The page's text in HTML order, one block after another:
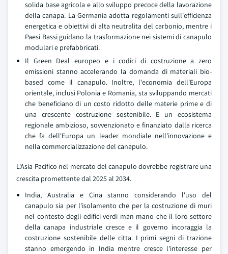
solida base agricola e allo sviluppo precoce della lavorazione
della canapa. La Germania adotta regolamenti sull'efficienza
energetica e obiettivi di alta neutralita del carbonio, mentre i
Paesi Bassi guidano la trasformazione nei sistemi di canapulo
modulari e prefabbricati.
Il Green Deal europeo e i codici di costruzione a zero
emissioni stanno accelerando la domanda di materiali bio-
based come il canapulo. Inoltre, l'economia dell'Europa
orientale, inclusi Polonia e Romania, sta sviluppando mercati
che beneficiano di un costo ridotto delle materie prime e di
una crescente costruzione sostenibile. E un ecosistema
regionale ambizioso, sovvenzionato e finanziato dalla ricerca
che fa dell'Europa un leader mondiale nell'innovazione e
nella commercializzazione del canapulo.
L'Asia-Pacifico nel mercato del canapulo dovrebbe registrare una
crescita promettente dal 2025 al 2034.
India, Australia e Cina stanno considerando l'uso del
canapulo sia per l'isolamento che per la costruzione di muri
nel contesto degli edifici verdi man mano che il loro settore
della canapa industriale cresce e il governo incoraggia la
costruzione sostenibile delle citta. I primi segni di trazione
stanno emergendo in India mentre cresce l'interesse per